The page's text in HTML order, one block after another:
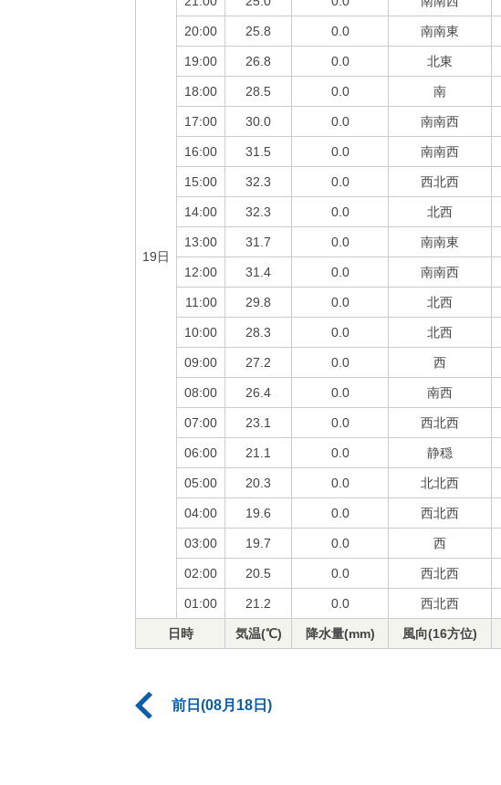
19日
20:00 25.8 0.0 南南東
19:00 26.8 0.0 北東
18:00 28.5 0.0 南
17:00 30.0 0.0 南南西
16:00 31.5 0.0 南南西
15:00 32.3 0.0 西北西
14:00 32.3 0.0 北西
13:00 31.7 0.0 南南東
12:00 31.4 0.0 南南西
11:00 29.8 0.0 北西
10:00 28.3 0.0 北西
09:00 27.2 0.0 西
08:00 26.4 0.0 南西
07:00 23.1 0.0 西北西
06:00 21.1 0.0 静穏
05:00 20.3 0.0 北北西
04:00 19.6 0.0 西北西
03:00 19.7 0.0 西
02:00 20.5 0.0 西北西
01:00 21.2 0.0 西北西
日時 気温(℃) 降水量(mm) 風向(16方位)
前日(08月18日)